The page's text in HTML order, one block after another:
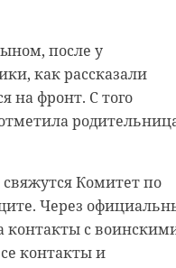
после у
как рассказали
на фронт. С того
Комитет по
Через
контакты с
контакты и